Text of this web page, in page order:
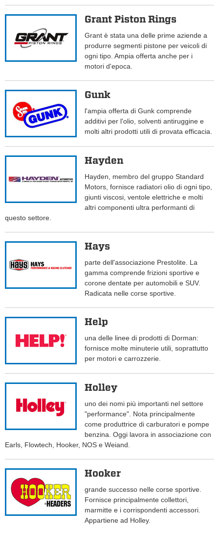
Grant Piston Rings
Grant è stata una delle prime aziende a
produrre segmenti pistone per veicoli di
ogni tipo. Ampia offerta anche per i
motori d'epoca.
Gunk
l'ampia offerta di Gunk comprende
additivi per l'olio, solventi antiruggine e
molti altri prodotti utili di provata efficacia.
Hayden
Hayden, membro del gruppo Standard
Motors, fornisce radiatori olio di ogni tipo,
giunti viscosi, ventole elettriche e molti
altri componenti ultra performanti di
questo settore.
Hays
parte dell'associazione Prestolite. La
gamma comprende frizioni sportive e
corone dentate per automobili e SUV.
Radicata nelle corse sportive.
Help
una delle linee di prodotti di Dorman:
fornisce molte minuterie utili, soprattutto
per motori e carrozzerie.
Holley
uno dei nomi più importanti nel settore
"performance". Nota principalmente
come produttrice di carburatori e pompe
benzina. Oggi lavora in associazione con
Earls, Flowtech, Hooker, NOS e Weiand.
Hooker
grande successo nelle corse sportive.
Fornisce principalmente collettori,
marmitte e i corrispondenti accessori.
Appartiene ad Holley.